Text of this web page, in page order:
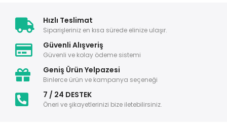
Hızlı Teslimat
Siparişleriniz en kısa sürede elinize ulaşır.
Güvenli Alışveriş
Güvenli ve kolay ödeme sistemi
Geniş Ürün Yelpazesi
Binlerce ürün ve kampanya seçeneği
7 / 24 DESTEK
Öneri ve şikayetlerinizi bize iletebilirsiniz.